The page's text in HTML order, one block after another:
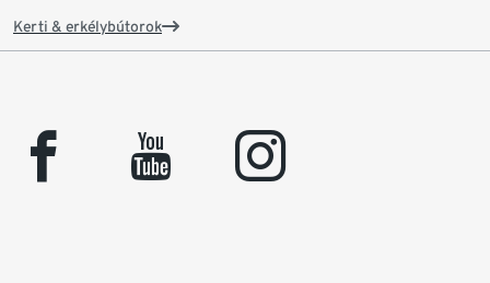
Kerti & erkélybútorok
facebook youtube instagram